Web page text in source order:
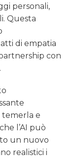
personali,
Questa
di empatia
con
temerla e
l’AI può
un nuovo
realistici i